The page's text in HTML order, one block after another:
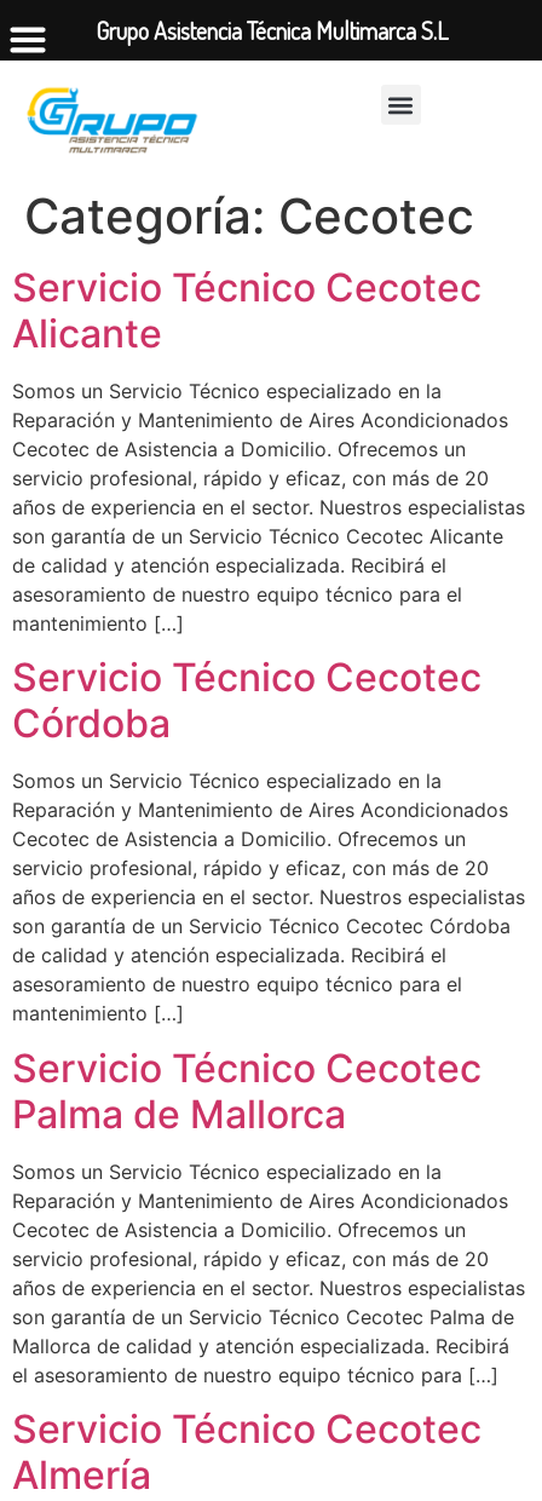
Categoría: Cecotec
Servicio Técnico Cecotec
Alicante
Somos un Servicio Técnico especializado en la
Reparación y Mantenimiento de Aires Acondicionados
Cecotec de Asistencia a Domicilio. Ofrecemos un
servicio profesional, rápido y eficaz, con más de 20
años de experiencia en el sector. Nuestros especialistas
son garantía de un Servicio Técnico Cecotec Alicante
de calidad y atención especializada. Recibirá el
asesoramiento de nuestro equipo técnico para el
mantenimiento […]
Servicio Técnico Cecotec
Córdoba
Somos un Servicio Técnico especializado en la
Reparación y Mantenimiento de Aires Acondicionados
Cecotec de Asistencia a Domicilio. Ofrecemos un
servicio profesional, rápido y eficaz, con más de 20
años de experiencia en el sector. Nuestros especialistas
son garantía de un Servicio Técnico Cecotec Córdoba
de calidad y atención especializada. Recibirá el
asesoramiento de nuestro equipo técnico para el
mantenimiento […]
Servicio Técnico Cecotec
Palma de Mallorca
Somos un Servicio Técnico especializado en la
Reparación y Mantenimiento de Aires Acondicionados
Cecotec de Asistencia a Domicilio. Ofrecemos un
servicio profesional, rápido y eficaz, con más de 20
años de experiencia en el sector. Nuestros especialistas
son garantía de un Servicio Técnico Cecotec Palma de
Mallorca de calidad y atención especializada. Recibirá
el asesoramiento de nuestro equipo técnico para […]
Servicio Técnico Cecotec
Almería
Grupo Asistencia Técnica Multimarca S.L